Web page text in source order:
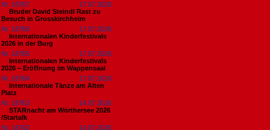
Nr. 18767
17.07.2026
Bruder David Steindl Rast zu
Besuch in Grosskirchheim
Nr. 18766
17.07.2026
Internationalen Kinderfestivals
2026 in der Burg
Nr. 18765
17.07.2026
Internationalen Kinderfestivals
2026 – Eröffnung im Wappensaal
Nr. 18764
17.07.2026
Internationale Tänze am Alten
Platz
Nr. 18763
14.07.2026
STARnacht am Wörthersee 2026
/Startalk
Nr. 18762
14.07.2026